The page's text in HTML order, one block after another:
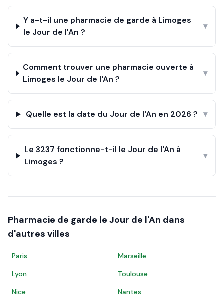
Y a-t-il une pharmacie de garde à Limoges
le Jour de l'An ?
▾
Comment trouver une pharmacie ouverte à
Limoges le Jour de l'An ?
▾
Quelle est la date du Jour de l'An en 2026 ? ▾
Le 3237 fonctionne-t-il le Jour de l'An à
Limoges ?
▾
Pharmacie de garde le Jour de l'An dans
d'autres villes
Paris
Marseille
Lyon
Toulouse
Nice
Nantes